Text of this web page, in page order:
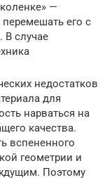
—
его с
В случае
недостатков
для
нарваться на
качества.
вспененного
геометрии и
Поэтому